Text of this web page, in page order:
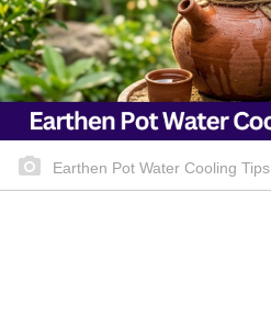
Earthen Pot Water Cooling Tips